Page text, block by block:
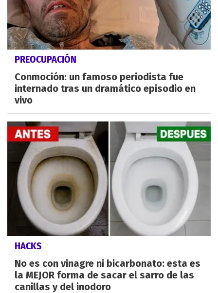
PREOCUPACIÓN
Conmoción: un famoso periodista fue
internado tras un dramático episodio en
vivo
HACKS
No es con vinagre ni bicarbonato: esta es
la MEJOR forma de sacar el sarro de las
canillas y del inodoro